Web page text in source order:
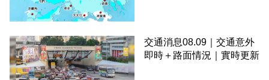
交通消息08.09｜交通意外
即時＋路面情況｜實時更新